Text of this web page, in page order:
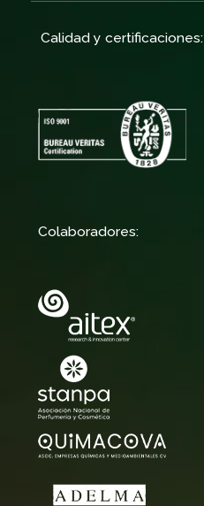
Calidad y certificaciones:
Colaboradores: